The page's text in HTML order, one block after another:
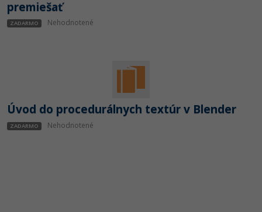
premiešať
ZADARMO Nehodnotené
Úvod do procedurálnych textúr v Blender
ZADARMO Nehodnotené